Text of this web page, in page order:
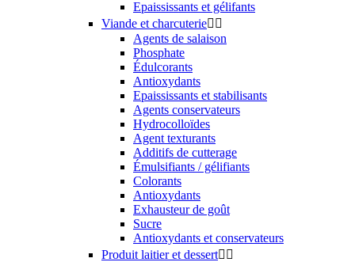
Epaississants et gélifants
Viande et charcuterie 
Agents de salaison
Phosphate
Édulcorants
Antioxydants
Epaississants et stabilisants
Agents conservateurs
Hydrocolloïdes
Agent texturants
Additifs de cutterage
Émulsifiants / gélifiants
Colorants
Antioxydants
Exhausteur de goût
Sucre
Antioxydants et conservateurs
Produit laitier et dessert 